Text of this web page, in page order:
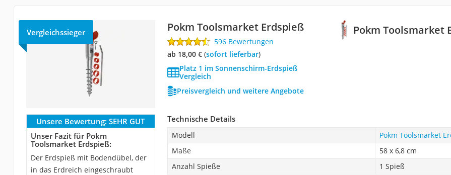
Pokm Toolsmarket
Vergleichssieger Pokm Toolsmarket Erdspieß
596 Bewertungen
ab 18,00 €( Sofort lieferbar)
Platz 1 im Sonnenschirm-Erdspieß
Vergleich
Preisvergleich und weitere Angebote
Unsere Bewertung: SEHR GUT
Unser Fazit für Pokm
Toolsmarket Erdspieß:
Der Erdspieß mit Bodendübel, der
in das Erdreich eingeschraubt
Technische Details
Modell
Pokm Toolsmarket
Maße
58 x 6,8 cm
Anzahl Spieße
1 Spieß